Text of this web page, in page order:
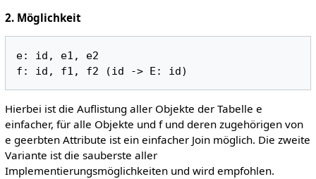
2. Möglichkeit
e: id, e1, e2
Hierbei ist die Auflistung aller Objekte der Tabelle e
einfacher, für alle Objekte und f und deren zugehörigen von
e geerbten Attribute ist ein einfacher Join möglich. Die zweite
Variante ist die sauberste aller
Implementierungsmöglichkeiten und wird empfohlen.